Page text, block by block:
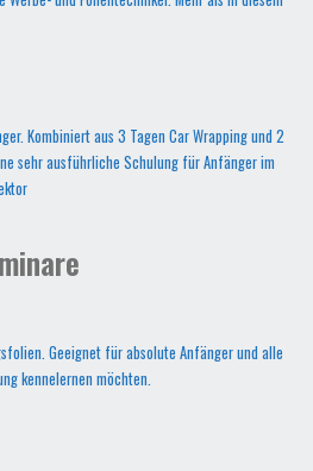
Kombiniert aus 3 Tagen Car Wrapping und 2
sehr ausführliche Schulung für Anfänger im
Geeignet für absolute Anfänger und alle
kennelernen möchten.